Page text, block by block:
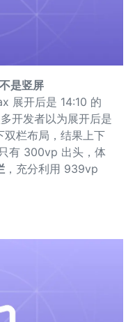
是竖屏
展开后是 14:10 的
开发者以为展开后是
双栏布局，结果上下
有 300vp 出头，体
，充分利用 939vp